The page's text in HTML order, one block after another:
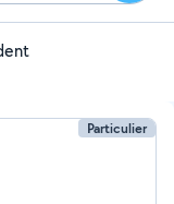
Particulier